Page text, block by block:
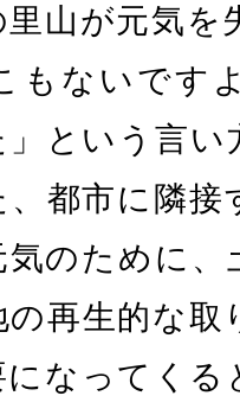
山が元気を
もないです
」という言
都市に隣
のために
の再生的な
なってくる